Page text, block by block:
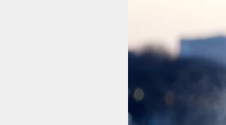
veranstaltungen